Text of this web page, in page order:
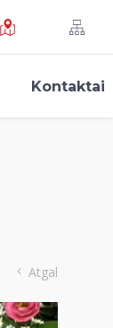
Kontaktai
Atgal